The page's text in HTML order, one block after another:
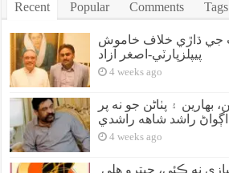
Recent Popular Comments Tags
جي ڌاڙي خلاف خاموش
پيپلزپارٽي-اصغر آزاد
4 weeks ago
۽ پٺاڻن جو نه پر
راشد شاهه راشدي
4 weeks ago